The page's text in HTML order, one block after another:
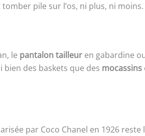
pile sur l’os, ni plus, ni moins.
le pantalon tailleur en gabardine
des baskets que des mocassins
par Coco Chanel en 1926